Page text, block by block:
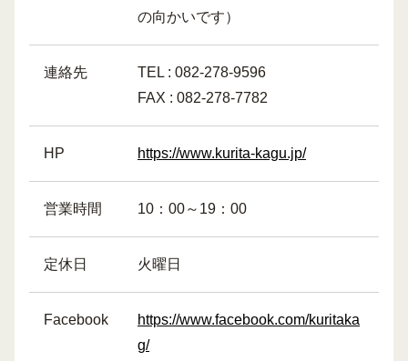
の向かいです）
連絡先
TEL : 082-278-9596
FAX : 082-278-7782
HP https://www.kurita-kagu.jp/
営業時間 10：00～19：00
定休日 火曜日
Facebook
https://www.facebook.com/kuritaka
g/